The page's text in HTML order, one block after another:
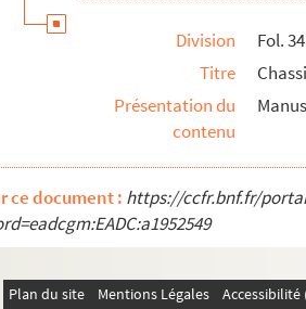
Division
Fol. 34
Titre
Présentation du
contenu
ce document : https://ccfr.bnf.fr/
Plan du site Mentions Légales